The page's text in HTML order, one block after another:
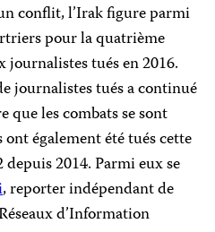
conflit, l’Irak figure parmi
pour la quatrième
journalistes tués en 2016.
journalistes tués a continué
que les combats se sont
également été tués cette
2014. Parmi eux se
, reporter indépendant de
d’Information